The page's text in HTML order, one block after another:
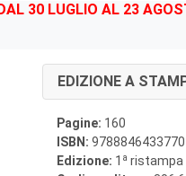
30 LUGLIO AL 23
EDIZIONE A
Pagine: 160
ISBN: 9788846433770
Edizione: 1 a ristampa